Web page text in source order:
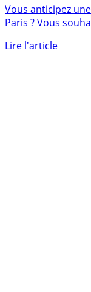
profiter ?
Vous anticipez
Paris ? Vous
baisse (...)